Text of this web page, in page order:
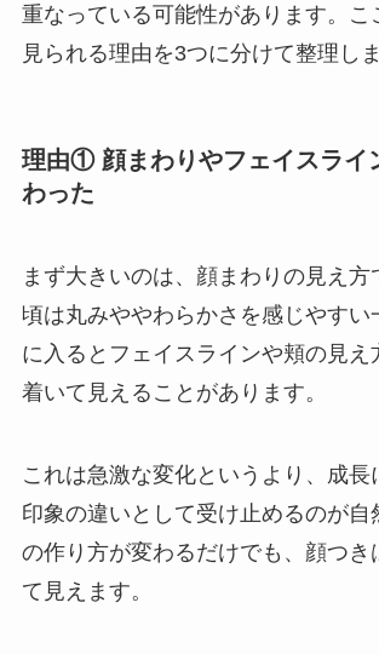
重なっている可能性があります。こ
見られる理由を3つに分けて整理しま
理由① 顔まわりやフェイスライ
わった
まず大きいのは、顔まわりの見え方
頃は丸みややわらかさを感じやすい
に入るとフェイスラインや頬の見え
着いて見えることがあります。
これは急激な変化というより、成長
印象の違いとして受け止めるのが自
の作り方が変わるだけでも、顔つき
て見えます。